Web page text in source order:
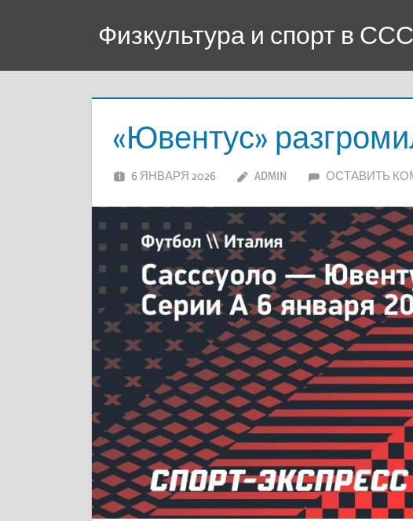
Физкультура и спорт в
«Ювентус»
6 ЯНВАРЯ 2026 ADMIN ОСТАВИТЬ